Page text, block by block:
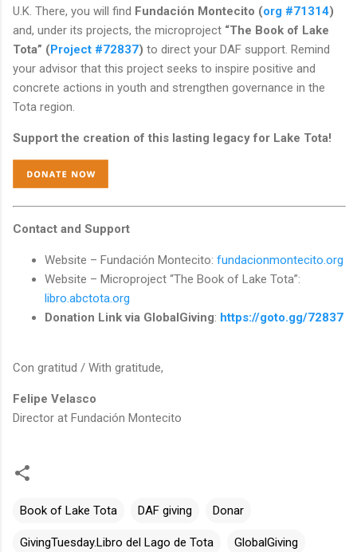
U.K. There, you will find Fundación Montecito (org #71314)
and, under its projects, the microproject “The Book of Lake
Tota” (Project #72837) to direct your DAF support. Remind
your advisor that this project seeks to inspire positive and
concrete actions in youth and strengthen governance in the
Tota region.
Support the creation of this lasting legacy for Lake Tota!
Contact and Support
Website – Fundación Montecito: fundacionmontecito.org
Website – Microproject “The Book of Lake Tota”:
libro.abctota.org
Donation Link via GlobalGiving: https://goto.gg/72837
Con gratitud / With gratitude,
Felipe Velasco
Director at Fundación Montecito
Book of Lake Tota DAF giving Donar
GivingTuesday.Libro del Lago de Tota GlobalGiving